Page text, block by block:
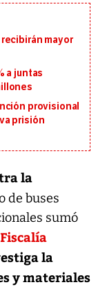
mayor
a juntas
provisional
prisión
la
de buses
sumó
la
y materiales